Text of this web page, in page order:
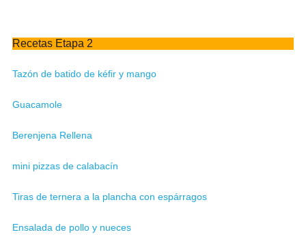
Recetas Etapa 2
Tazón de batido de kéfir y mango
Guacamole
Berenjena Rellena
mini pizzas de calabacín
Tiras de ternera a la plancha con espárragos
Ensalada de pollo y nueces